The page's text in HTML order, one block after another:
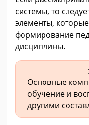
системы, то
элементы,
формирование
дисциплины.
Основные
обучение и
другими